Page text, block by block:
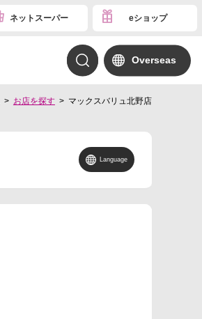
ネットスーパー eショップ
Overseas
お店を探す マックスバリュ北野店
Language